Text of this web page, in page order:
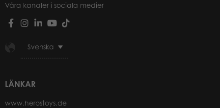
Våra kanaler i sociala medier
Svenska
LÄNKAR
www.herostoys.de